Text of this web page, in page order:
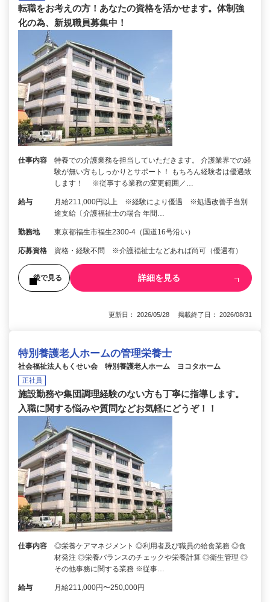
転職をお考えの方！あなたの資格を活かせます。体制強
化の為、新規職員募集中！
仕事内容
特養での介護業務を担当していただきます。 介護業界での経
験が無い方もしっかりとサポート！ もちろん経験者は優遇致
します！ ※従事する業務の変更範囲／…
給与
月給211,000円以上 ※経験により優遇 ※処遇改善手当別
途支給〔介護福祉士の場合 年間…
勤務地 東京都福生市福生2300-4（国道16号沿い）
応募資格 資格・経験不問 ※介護福祉士などあれば尚可（優遇有）
後で見る 詳細を見る
更新日： 2026/05/28 掲載終了日： 2026/08/31
特別養護老人ホームの管理栄養士
社会福祉法人もくせい会 特別養護老人ホーム ヨコタホーム
正社員
施設勤務や集団調理経験のない方も丁寧に指導します。
入職に関する悩みや質問などお気軽にどうぞ！！
仕事内容
◎栄養ケアマネジメント ◎利用者及び職員の給食業務 ◎食
材発注 ◎栄養バランスのチェックや栄養計算 ◎衛生管理 ◎
その他事務に関する業務 ※従事…
給与 月給211,000円〜250,000円